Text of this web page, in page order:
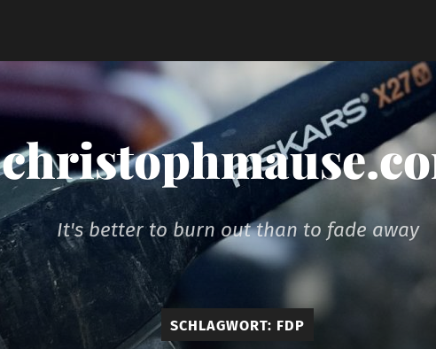
It's better to burn out than to fade away
SCHLAGWORT: FDP